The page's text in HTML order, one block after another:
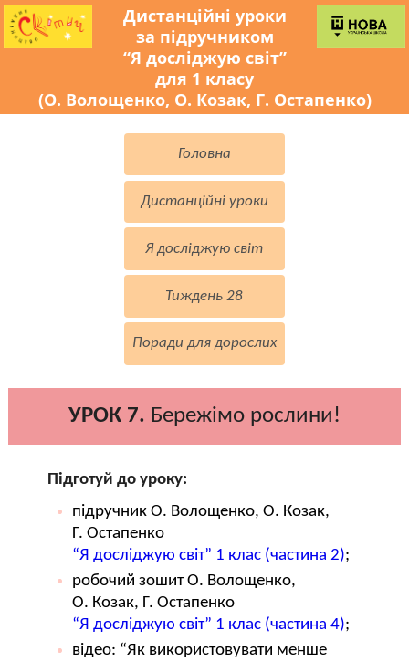
Дистанційні уроки
за підручником
“Я досліджую світ”
для 1 класу
(О. Волощенко, О. Козак, Г. Остапенко)
Головна
Дистанційні уроки
Я досліджую світ
Тиждень 28
Поради для дорослих
УРОК 7. Бережімо рослини!
Підготуй до уроку:
підручник О. Волощенко, О. Козак,
Г. Остапенко
“Я досліджую світ” 1 клас (частина 2);
робочий зошит О. Волощенко,
О. Козак, Г. Остапенко
“Я досліджую світ” 1 клас (частина 4);
відео: “Як використовувати менше